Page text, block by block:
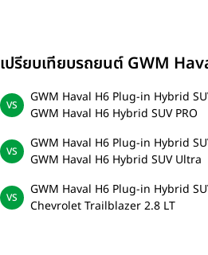
เปรียบเทียบรถยนต์ GWM
GWM Haval H6 Plug-in Hybrid
GWM Haval H6 Hybrid SUV PRO
GWM Haval H6 Plug-in Hybrid
GWM Haval H6 Hybrid SUV Ultra
GWM Haval H6 Plug-in Hybrid
Chevrolet Trailblazer 2.8 LT